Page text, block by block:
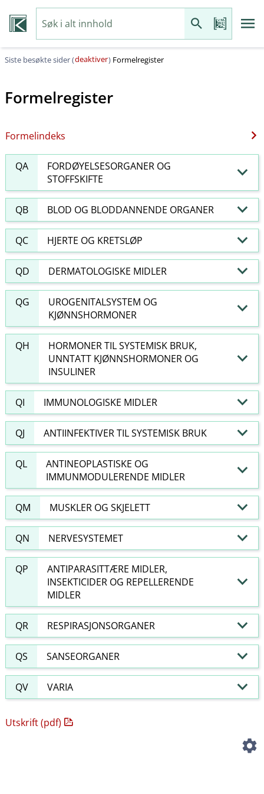
Siste besøkte sider (deaktiver) Formelregister
Formelregister
Formelindeks
QA
FORDØYELSESORGANER OG
STOFFSKIFTE
QB BLOD OG BLODDANNENDE ORGANER
QC HJERTE OG KRETSLØP
QD DERMATOLOGISKE MIDLER
QG
UROGENITALSYSTEM OG
KJØNNSHORMONER
QH
HORMONER TIL SYSTEMISK BRUK,
UNNTATT KJØNNSHORMONER OG
INSULINER
QI IMMUNOLOGISKE MIDLER
QJ ANTIINFEKTIVER TIL SYSTEMISK BRUK
QL
ANTINEOPLASTISKE OG
IMMUNMODULERENDE MIDLER
QM MUSKLER OG SKJELETT
QN NERVESYSTEMET
QP
ANTIPARASITTÆRE MIDLER,
INSEKTICIDER OG REPELLERENDE
MIDLER
QR RESPIRASJONSORGANER
QS SANSEORGANER
QV VARIA
Utskrift (pdf)